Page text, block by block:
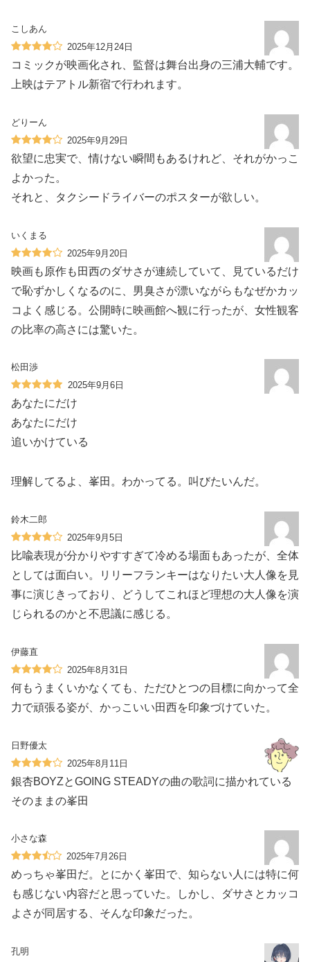
こしあん
2025年12月24日
コミックが映画化され、監督は舞台出身の三浦大輔です。
上映はテアトル新宿で行われます。
どりーん
2025年9月29日
欲望に忠実で、情けない瞬間もあるけれど、それがかっこ
よかった。
それと、タクシードライバーのポスターが欲しい。
いくまる
2025年9月20日
映画も原作も田西のダサさが連続していて、見ているだけ
で恥ずかしくなるのに、男臭さが漂いながらもなぜかカッ
コよく感じる。公開時に映画館へ観に行ったが、女性観客
の比率の高さには驚いた。
松田渉
2025年9月6日
あなたにだけ
あなたにだけ
追いかけている
理解してるよ、峯田。わかってる。叫びたいんだ。
鈴木二郎
2025年9月5日
比喩表現が分かりやすすぎて冷める場面もあったが、全体
としては面白い。リリーフランキーはなりたい大人像を見
事に演じきっており、どうしてこれほど理想の大人像を演
じられるのかと不思議に感じる。
伊藤直
2025年8月31日
何もうまくいかなくても、ただひとつの目標に向かって全
力で頑張る姿が、かっこいい田西を印象づけていた。
日野優太
2025年8月11日
銀杏BOYZとGOING STEADYの曲の歌詞に描かれている
そのままの峯田
小さな森
2025年7月26日
めっちゃ峯田だ。とにかく峯田で、知らない人には特に何
も感じない内容だと思っていた。しかし、ダサさとカッコ
よさが同居する、そんな印象だった。
孔明